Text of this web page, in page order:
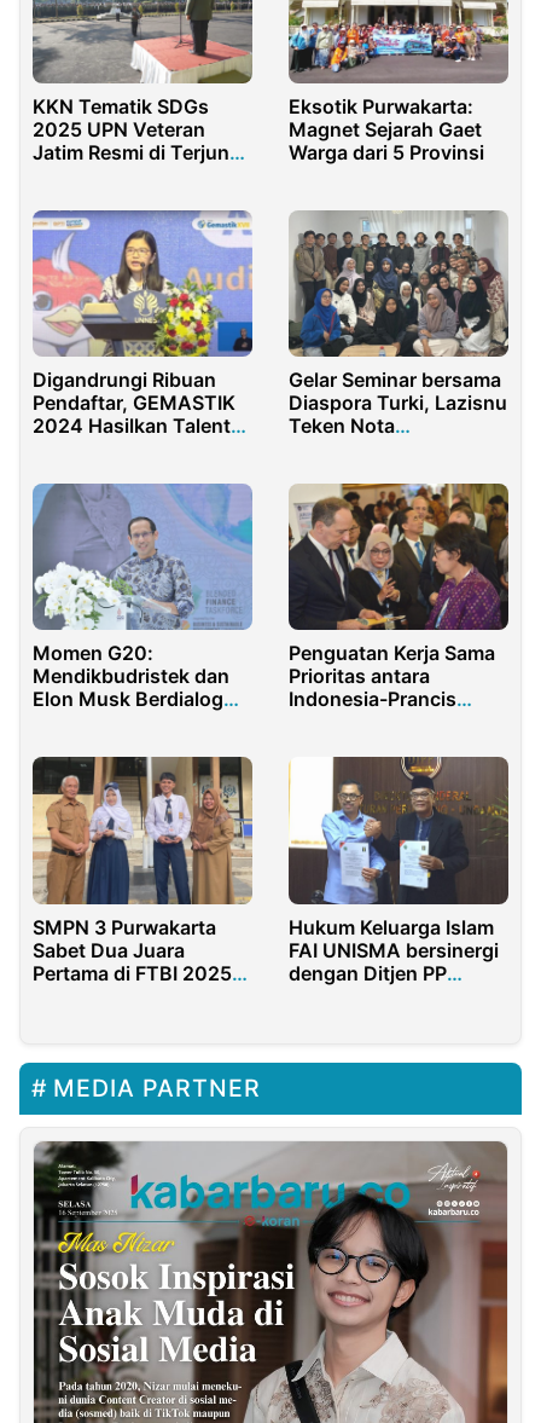
KKN Tematik SDGs
2025 UPN Veteran
Jatim Resmi di Terjun
Eksotik Purwakarta:
Magnet Sejarah Gaet
Warga dari 5 Provinsi
Digandrungi Ribuan
Pendaftar, GEMASTIK
2024 Hasilkan Talenta
Gelar Seminar bersama
Diaspora Turki, Lazisnu
Teken Nota
Momen G20:
Mendikbudristek dan
Elon Musk Berdialog
Penguatan Kerja Sama
Prioritas antara
Indonesia-Prancis
SMPN 3 Purwakarta
Sabet Dua Juara
Pertama di FTBI 2025,
Hukum Keluarga Islam
FAI UNISMA bersinergi
dengan Ditjen PP
MEDIA PARTNER